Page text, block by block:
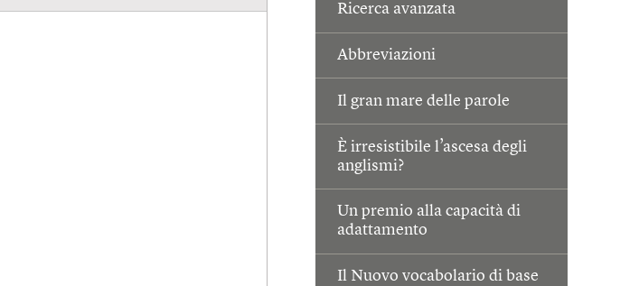
Ricerca avanzata
Abbreviazioni
Il gran mare delle parole
È irresistibile l’ascesa degli
anglismi?
Un premio alla capacità di
adattamento
Il Nuovo vocabolario di base